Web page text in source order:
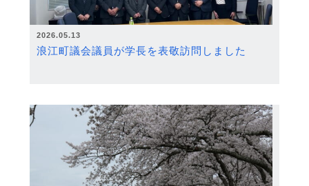
2026.05.13
浪江町議会議員が学長を表敬訪問しました